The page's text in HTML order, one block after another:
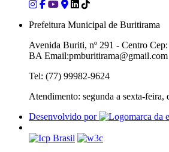
Prefeitura Municipal de Buritirama
Avenida Buriti, nº 291 - Centro
BA Email:pmburitirama@gmail.com
Tel: (77) 99982-9624
Atendimento: segunda a sexta-feira,
Desenvolvido por